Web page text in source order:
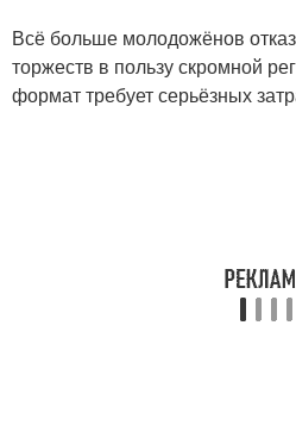
Всё больше молодожёнов
торжеств в пользу скромной
формат требует серьёзных